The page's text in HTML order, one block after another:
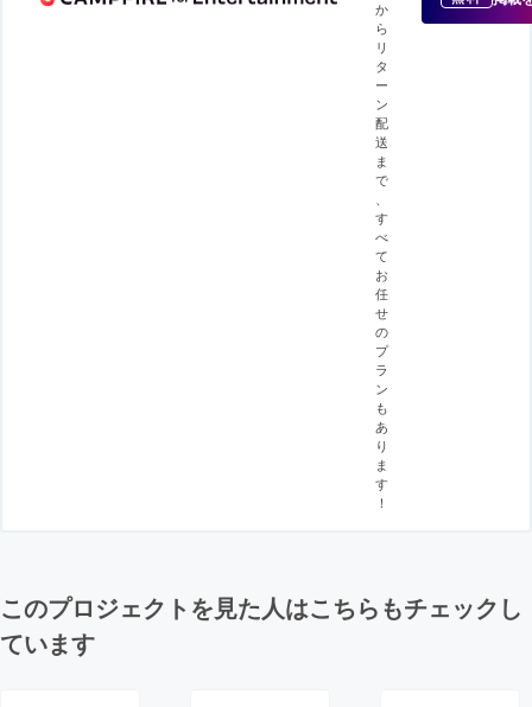
か
ら
リ
タ
ー
ン
配
送
ま
で
す
べ
て
お
任
せ
の
プ
ラ
ン
も
あ
り
ま
す
！
このプロジェクトを見た人はこちらもチェックし
ています